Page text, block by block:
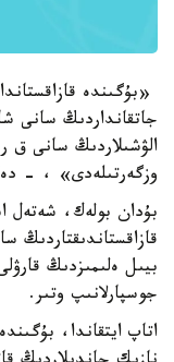
«بۇگىندە
الۋشىلاردىڭ سانى ق
وزگەرتىلەدى» ، -
بۇدان بولەك، شەتەل
بيىل ەلىمىزدىڭ
جوسپارلانىپ وتىر.
اتاپ ايتقاندا،